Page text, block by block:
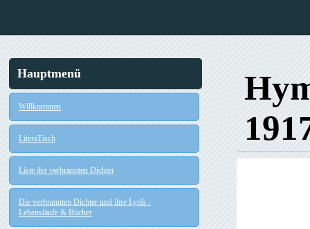
Hauptmenü
Willkommen
LiteraTisch
Liste der verbrannten Dichter
Die verbrannten Dichter und ihre Lyrik -
Lebensläufe & Bücher